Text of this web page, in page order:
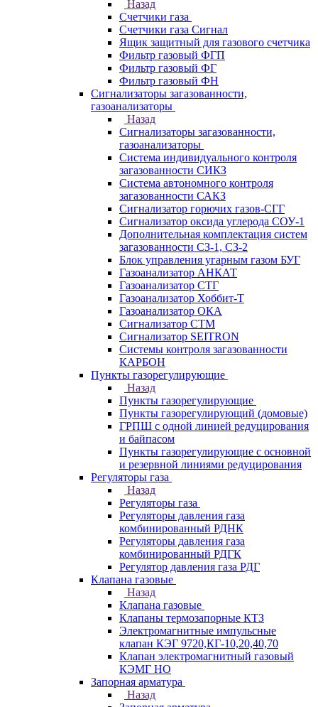
Назад
Счетчики газа
Счетчики газа Сигнал
Ящик защитный для газового счетчика
Фильтр газовый ФГП
Фильтр газовый ФГ
Фильтр газовый ФН
Сигнализаторы загазованности,
газоанализаторы
Назад
Сигнализаторы загазованности,
газоанализаторы
Система индивидуального контроля
загазованности СИКЗ
Система автономного контроля
загазованности САКЗ
Сигнализатор горючих газов-СГГ
Сигнализатор оксида углерода СОУ-1
Дополнительная комплектация систем
загазованности СЗ-1, СЗ-2
Блок управления угарным газом БУГ
Газоанализатор АНКАТ
Газоанализатор СТГ
Газоанализатор Хоббит-Т
Газоанализатор ОКА
Сигнализатор СТМ
Сигнализатор SEITRON
Системы контроля загазованности
КАРБОН
Пункты газорегулирующие
Назад
Пункты газорегулирующие
Пункты газорегулирующий (домовые)
ГРПШ с одной линией редуцирования
и байпасом
Пункты газорегулирующие с основной
и резервной линиями редуцирования
Регуляторы газа
Назад
Регуляторы газа
Регуляторы давления газа
комбинированный РДНК
Регуляторы давления газа
комбинированный РДГК
Регулятор давления газа РДГ
Клапана газовые
Назад
Клапана газовые
Клапаны термозапорные КТЗ
Электромагнитные импульсные
клапан КЭГ 9720,КГ-10,20,40,70
Клапан электромагнитный газовый
КЭМГ НО
Запорная арматура
Назад